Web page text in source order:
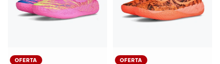
OFERTA OFERTA